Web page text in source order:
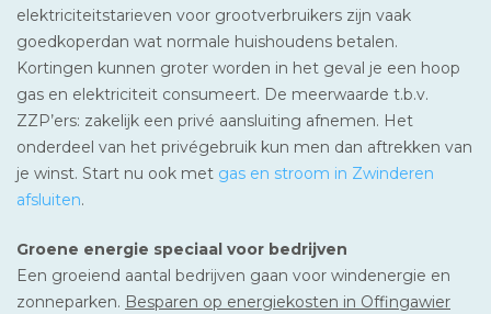
elektriciteitstarieven voor grootverbruikers zijn vaak
goedkoperdan wat normale huishoudens betalen.
Kortingen kunnen groter worden in het geval je een hoop
gas en elektriciteit consumeert. De meerwaarde t.b.v.
ZZP’ers: zakelijk een privé aansluiting afnemen. Het
onderdeel van het privégebruik kun men dan aftrekken van
je winst. Start nu ook met gas en stroom in Zwinderen
afsluiten.
Groene energie speciaal voor bedrijven
Een groeiend aantal bedrijven gaan voor windenergie en
zonneparken. Besparen op energiekosten in Offingawier